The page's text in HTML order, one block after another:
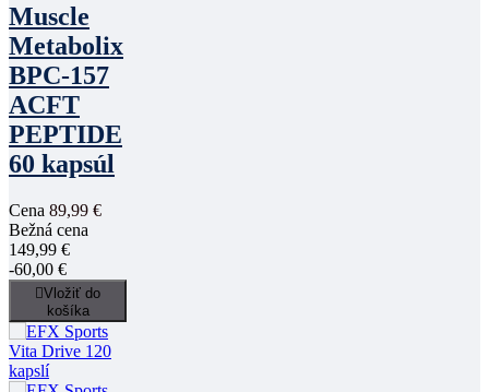
Muscle
Metabolix
BPC-157
ACFT
PEPTIDE
60 kapsúl
Cena 89,99 €
Bežná cena
149,99 €
-60,00 €
Vložiť do
košíka